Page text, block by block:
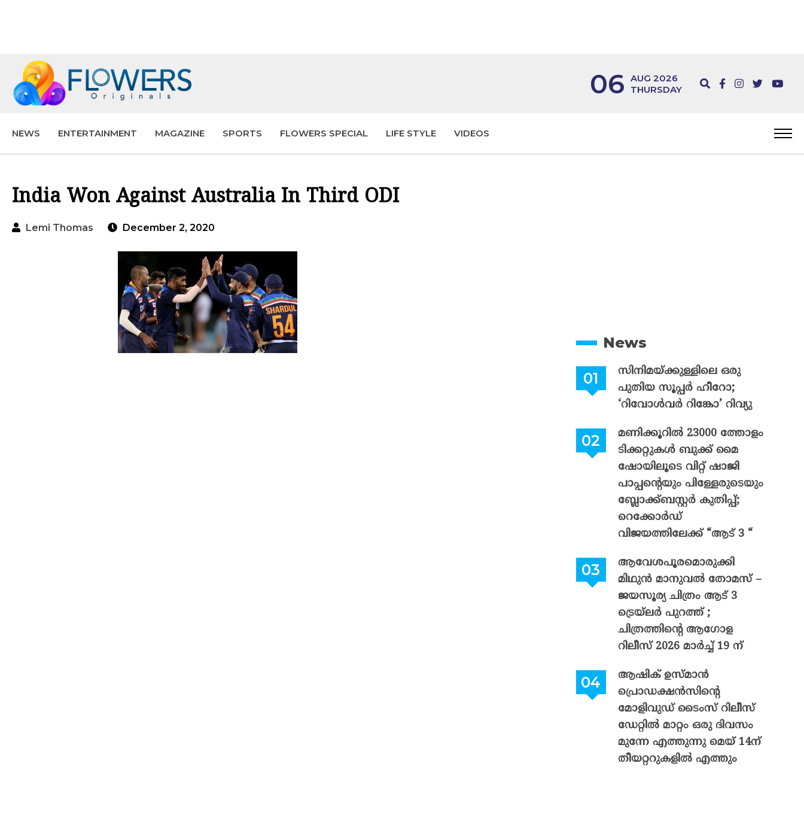
06 AUG 2026
THURSDAY
NEWS ENTERTAINMENT MAGAZINE SPORTS FLOWERS SPECIAL LIFE STYLE VIDEOS
India Won Against Australia In Third ODI
Lemi Thomas December 2, 2020
News
സിനിമയ്ക്കുള്ളിലെ ഒരു
പുതിയ സൂപ്പർ ഹീറോ;
‘റിവോൾവർ റിങ്കോ’ റിവ്യു
മണിക്കൂറിൽ 23000 ത്തോളം
ടിക്കറ്റുകൾ ബുക്ക് മൈ
ഷോയിലൂടെ വിറ്റ് ഷാജി
പാപ്പന്റെയും പിള്ളേരുടെയും
ബ്ലോക്ക്ബസ്റ്റർ കുതിപ്പ്;
റെക്കോർഡ്
വിജയത്തിലേക്ക് “ആട് 3 “
ആവേശപൂരമൊരുക്കി
മിഥുൻ മാനുവൽ തോമസ് –
ജയസൂര്യ ചിത്രം ആട് 3
ട്രെയ്‌ലർ പുറത്ത് ;
ചിത്രത്തിന്റെ ആഗോള
റിലീസ് 2026 മാർച്ച് 19 ന്
ആഷിക് ഉസ്മാൻ
പ്രൊഡക്ഷൻസിന്റെ
മോളിവുഡ് ടൈംസ് റിലീസ്
ഡേറ്റിൽ മാറ്റം ഒരു ദിവസം
മുന്നേ എത്തുന്നു മെയ് 14ന്
തീയറ്ററുകളിൽ എത്തും